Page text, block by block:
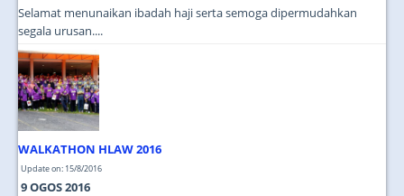
Selamat menunaikan ibadah haji serta semoga dipermudahkan
segala urusan....
WALKATHON HLAW 2016
Update on: 15/8/2016
9 OGOS 2016